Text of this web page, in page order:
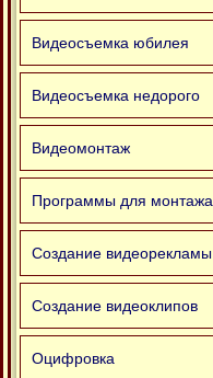
Видеосъемка юбилея
Видеосъемка недорого
Видеомонтаж
Программы для монтажа
Создание видеорекламы
Создание видеоклипов
Оцифровка